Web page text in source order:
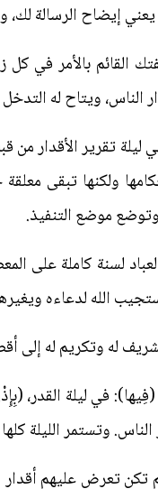
بالأمر في كل
الناس، ويتاح له
تقرير الأقدار من
ولكنها تبقى
وتوضع موضع التنفيذ.
لسنة كاملة على
الله لدعاءه
له وتكريم له إلى
في ليلة
وتستمر الليلة
تكن تعرض عليهم